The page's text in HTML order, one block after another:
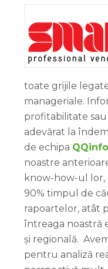
toate grijile
manageriale.
profitabilitate
adevărat la
de echipa QQinfo
noastre
know-how-ul lor,
90% timpul de
rapoartelor, atât
întreaga noastră
și regională.
pentru analiză